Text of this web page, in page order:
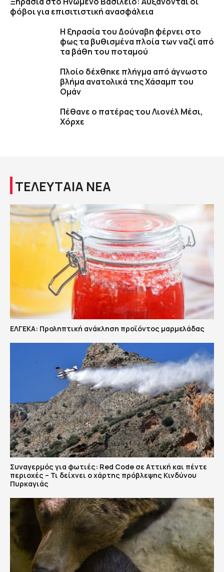
φόβοι για επισιτιστική ανασφάλεια
Η ξηρασία του Δούναβη φέρνει στο
φως τα βυθισμένα πλοία των ναζί από
τα βάθη του ποταμού
Πλοίο δέχθηκε πλήγμα από άγνωστο
βλήμα ανατολικά της Χάσαμπ του
Ομάν
Πέθανε ο πατέρας του Λιονέλ Μέσι,
Χόρχε
ΤΕΛΕΥΤΑΙΑ ΝΕΑ
ΕΛΓΕΚΑ: Προληπτική ανάκληση προϊόντος μαρμελάδας
Συναγερμός για φωτιές: Red Code σε Αττική και πέντε
περιοχές – Τι δείχνει ο χάρτης πρόβλεψης Κινδύνου
Πυρκαγιάς